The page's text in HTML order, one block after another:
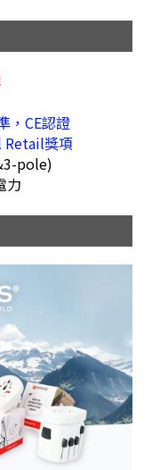
，CE認證
Retail獎項
pole)
力